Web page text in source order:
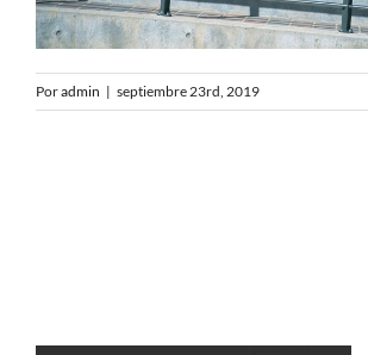
Poradmin | septiembre 23rd, 2019